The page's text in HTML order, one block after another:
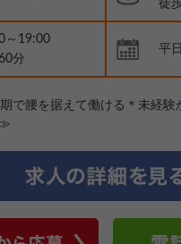
徒
～19:00
分
平
で腰を据えて働ける＊未経験
≫